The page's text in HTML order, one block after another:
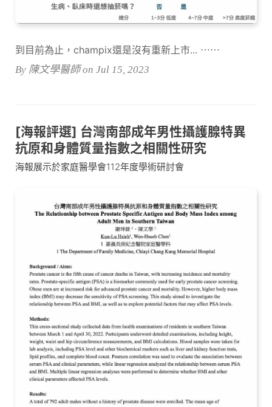
到目前為止，champix還是沒有重新上市... ⋯⋯
By 陳文學醫師 on Jul 15, 2023
[海報評選] 台灣南部成年男性攝護腺特異
抗原和身體質量指數之相關性研究
海報展示於家庭醫學會112年度學術研討會